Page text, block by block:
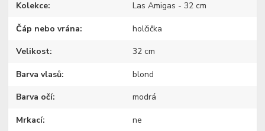
Kolekce Las Amigas - 32 cm
Čáp nebo vrána holčička
Velikost 32 cm
Barva vlasů blond
Barva očí modrá
Mrkací ne